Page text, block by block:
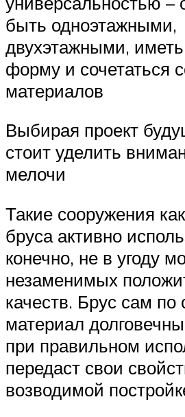
быть одноэтажными,
двухэтажными,
форму и сочетаться
материалов
Выбирая проект
стоит уделить
мелочи
Такие сооружения
бруса активно
конечно, не в угоду
незаменимых
качеств. Брус сам по
материал
при правильном
передаст свои
возводимой